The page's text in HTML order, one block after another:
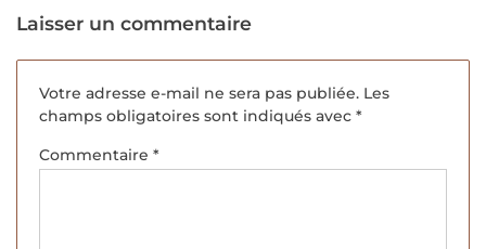
Laisser un commentaire
Votre adresse e-mail ne sera pas publiée. Les
champs obligatoires sont indiqués avec *
Commentaire *